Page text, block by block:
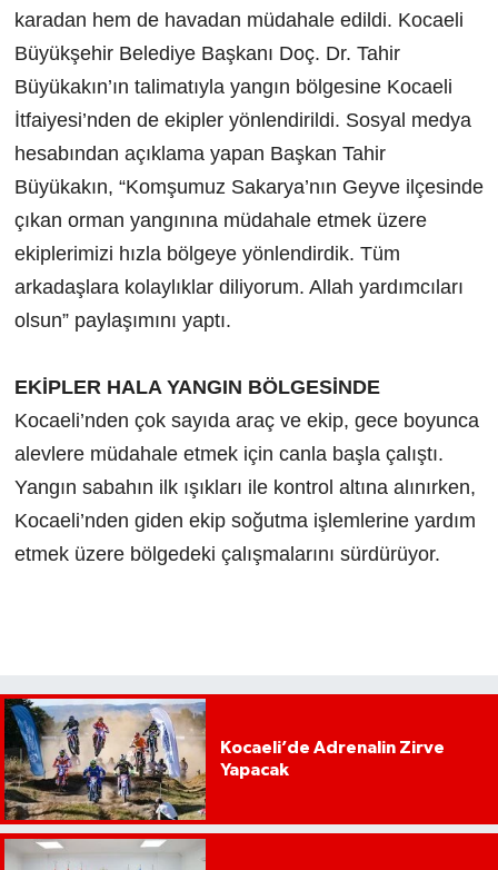
karadan hem de havadan müdahale edildi. Kocaeli
Büyükşehir Belediye Başkanı Doç. Dr. Tahir
Büyükakın’ın talimatıyla yangın bölgesine Kocaeli
İtfaiyesi’nden de ekipler yönlendirildi. Sosyal medya
hesabından açıklama yapan Başkan Tahir
Büyükakın, “Komşumuz Sakarya’nın Geyve ilçesinde
çıkan orman yangınına müdahale etmek üzere
ekiplerimizi hızla bölgeye yönlendirdik. Tüm
arkadaşlara kolaylıklar diliyorum. Allah yardımcıları
olsun” paylaşımını yaptı.
EKİPLER HALA YANGIN BÖLGESİNDE
Kocaeli’nden çok sayıda araç ve ekip, gece boyunca
alevlere müdahale etmek için canla başla çalıştı.
Yangın sabahın ilk ışıkları ile kontrol altına alınırken,
Kocaeli’nden giden ekip soğutma işlemlerine yardım
etmek üzere bölgedeki çalışmalarını sürdürüyor.
Kocaeli’de Adrenalin Zirve
Yapacak